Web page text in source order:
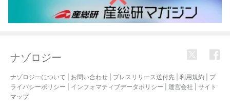
ナゾロジー
ナゾロジーについて お問い合わせ プレスリリース送付先 利用規約
プ
ライバシーポリシー
インフォマティブデータポリシー 運営会社
サイト
マップ